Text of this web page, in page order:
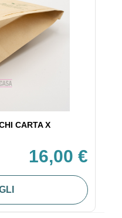
CARTA X
16,00 €